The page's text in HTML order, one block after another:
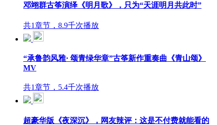
邓翊群古筝演绎《明月歌》，只为“天涯明月共此时”
共1章节，8.9千次播放
“承鲁韵风雅· 颂青绿华章”古筝新作重奏曲《青山颂》
MV
共1章节，5.4千次播放
超豪华版《夜深沉》，网友辣评：这是不付费就能看的